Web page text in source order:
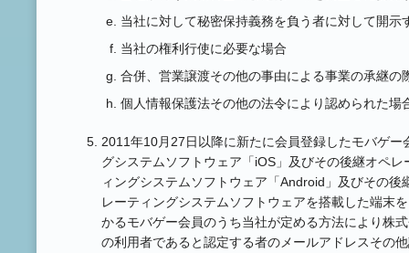
当社に対して秘密保持義務を負う者に対して開示
当社の権利行使に必要な場合
合併、営業譲渡その他の事由による事業の承継
個人情報保護法その他の法令により認められた場
2011年10月27日以降に新たに会員登録したモバゲ
グシステムソフトウェア「iOS」及びその後継オペ
ィングシステムソフトウェア「Android」及びその
レーティングシステムソフトウェアを搭載した端末
かるモバゲー会員のうち当社が定める方法により株
の利用者であると認定する者のメールアドレスその